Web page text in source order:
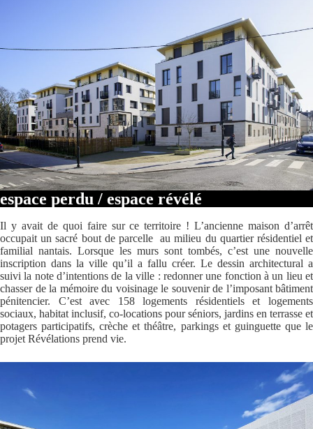
espace perdu / espace révélé
Il y avait de quoi faire sur ce territoire ! L’ancienne maison d’arrêt
occupait un sacré bout de parcelle au milieu du quartier résidentiel et
familial nantais. Lorsque les murs sont tombés, c’est une nouvelle
inscription dans la ville qu’il a fallu créer. Le dessin architectural a
suivi la note d’intentions de la ville : redonner une fonction à un lieu et
chasser de la mémoire du voisinage le souvenir de l’imposant bâtiment
pénitencier. C’est avec 158 logements résidentiels et logements
sociaux, habitat inclusif, co-locations pour séniors, jardins en terrasse et
potagers participatifs, crèche et théâtre, parkings et guinguette que le
projet Révélations prend vie.